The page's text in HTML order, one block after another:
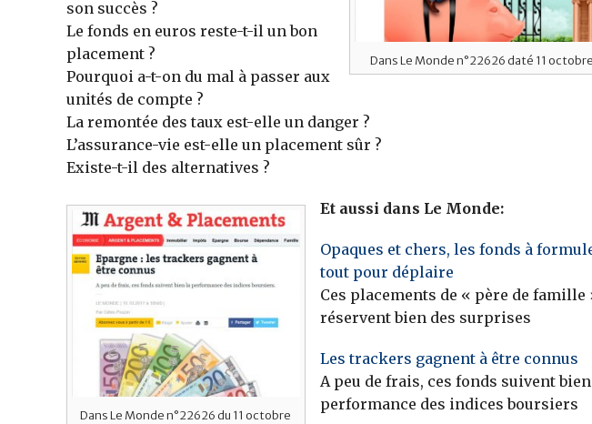
Dans Le Monde n°22626 daté 11
son succès ?
Le fonds en euros reste-t-il un bon
placement ?
Pourquoi a-t-on du mal à passer aux
unités de compte ?
La remontée des taux est-elle un danger ?
L’assurance-vie est-elle un placement sûr ?
Existe-t-il des alternatives ?
Dans Le Monde n°22626 du 11 octobre
Et aussi dans Le Monde:
Opaques et chers, les fonds à
tout pour déplaire
Ces placements de « père de famille
réservent bien des surprises
Les trackers gagnent à être connus
A peu de frais, ces fonds suivent
performance des indices boursiers